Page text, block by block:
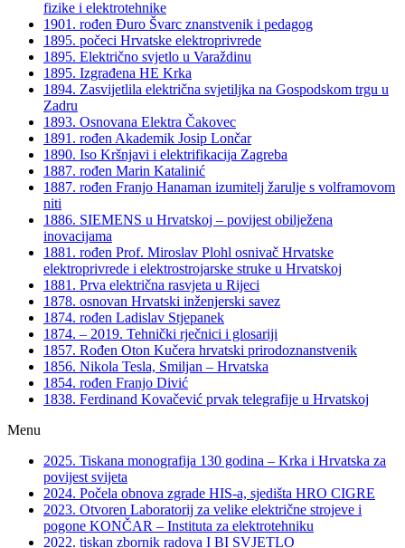
fizike i elektrotehnike
1901. rođen Đuro Švarc znanstvenik i pedagog
1895. počeci Hrvatske elektroprivrede
1895. Električno svjetlo u Varaždinu
1895. Izgrađena HE Krka
1894. Zasvijetlila električna svjetiljka na Gospodskom trgu u
Zadru
1893. Osnovana Elektra Čakovec
1891. rođen Akademik Josip Lončar
1890. Iso Kršnjavi i elektrifikacija Zagreba
1887. rođen Marin Katalinić
1887. rođen Franjo Hanaman izumitelj žarulje s volframovom
niti
1886. SIEMENS u Hrvatskoj – povijest obilježena
inovacijama
1881. rođen Prof. Miroslav Plohl osnivač Hrvatske
elektroprivrede i elektrostrojarske struke u Hrvatskoj
1881. Prva električna rasvjeta u Rijeci
1878. osnovan Hrvatski inženjerski savez
1874. rođen Ladislav Stjepanek
1874. – 2019. Tehnički rječnici i glosariji
1857. Rođen Oton Kučera hrvatski prirodoznanstvenik
1856. Nikola Tesla, Smiljan – Hrvatska
1854. rođen Franjo Divić
1838. Ferdinand Kovačević prvak telegrafije u Hrvatskoj
Menu
2025. Tiskana monografija 130 godina – Krka i Hrvatska za
povijest svijeta
2024. Počela obnova zgrade HIS-a, sjedišta HRO CIGRE
2023. Otvoren Laboratorij za velike električne strojeve i
pogone KONČAR – Instituta za elektrotehniku
2022. tiskan zbornik radova I BI SVJETLO